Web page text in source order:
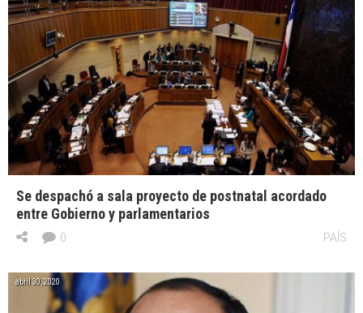
Se despachó a sala proyecto de postnatal acordado
entre Gobierno y parlamentarios
PAÍS
0
abril 30, 2020